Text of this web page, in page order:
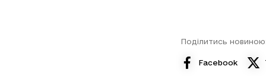
Поділитись
Facebook